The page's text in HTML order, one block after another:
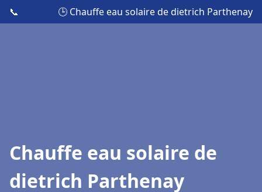
📞 🕒 Chauffe eau solaire de dietrich Parthenay
Chauffe eau solaire de
dietrich Parthenay